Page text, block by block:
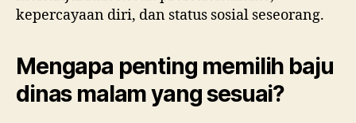
kepercayaan diri, dan status sosial seseorang.
Mengapa penting memilih baju
dinas malam yang sesuai?